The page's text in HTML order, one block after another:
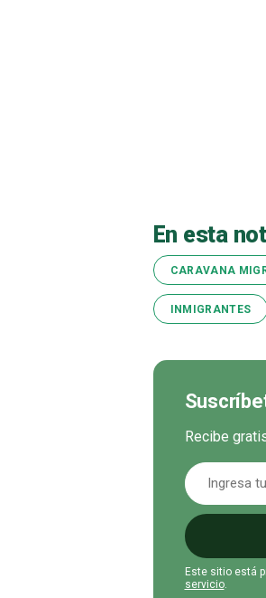
En esta
CARAVANA
INMIGRANTES
Recibe
Este sitio está
servicio.